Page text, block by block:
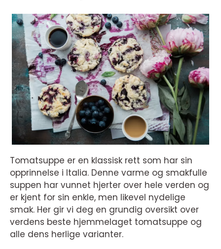
Tomatsuppe er en klassisk rett som har sin
opprinnelse i Italia. Denne varme og smakfulle
suppen har vunnet hjerter over hele verden og
er kjent for sin enkle, men likevel nydelige
smak. Her gir vi deg en grundig oversikt over
verdens beste hjemmelaget tomatsuppe og
alle dens herlige varianter.